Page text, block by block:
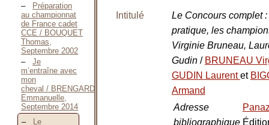
Préparation
au championnat
de France cadet
CCE / BOUQUET
Thomas,
Septembre 2002
Je
m’entraîne avec
mon
cheval / BRENGARD
Emmanuelle,
Septembre 2014
Le
Intitulé
Le Concours complet :
pratique, les
Virginie Bruneau,
Gudin / BRUNEAU
GUDIN Laurentet
Armand
Adresse
bibliographique